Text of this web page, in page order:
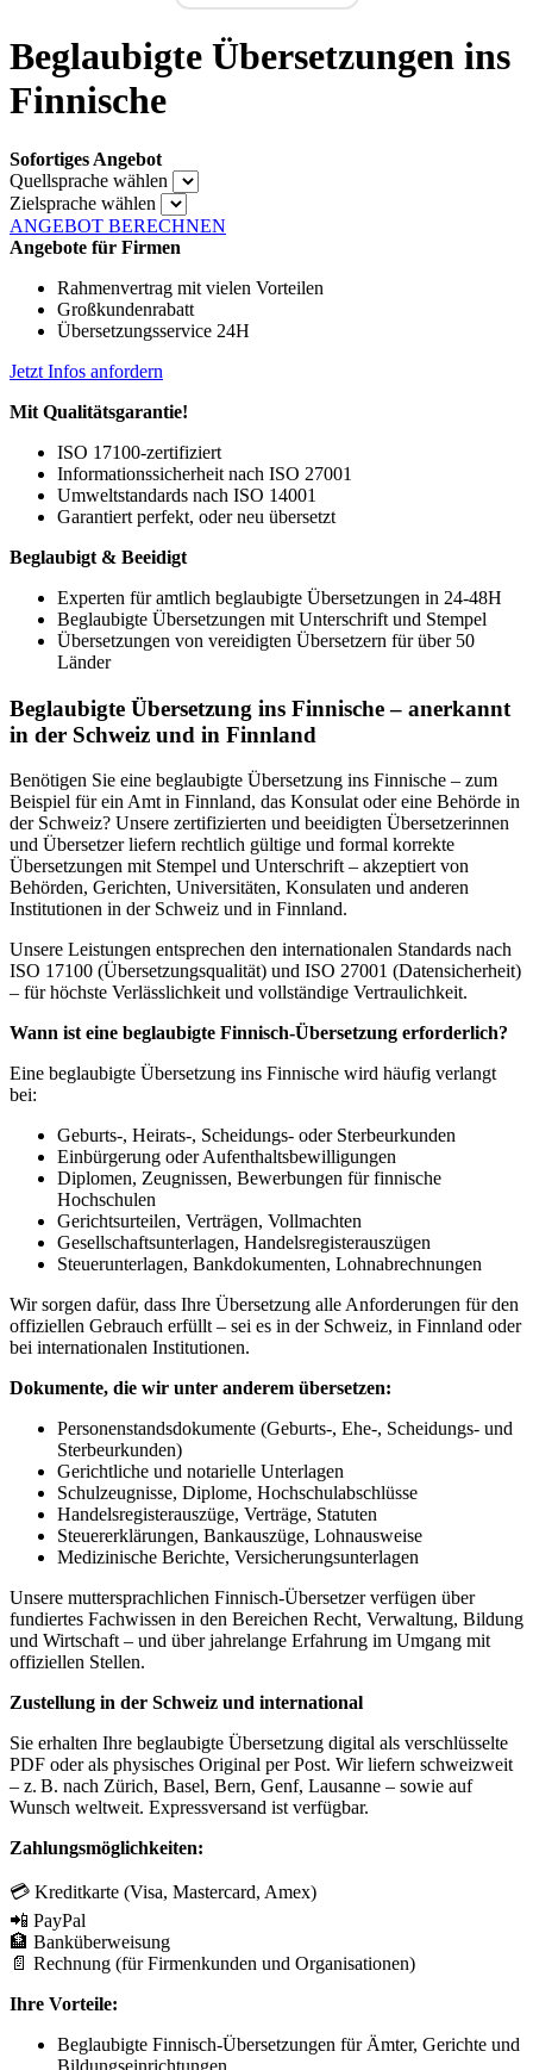
Beglaubigte Übersetzungen ins
Finnische
Sofortiges Angebot
Quellsprache wählen
Zielsprache wählen
ANGEBOT BERECHNEN
Angebote für Firmen
Rahmenvertrag mit vielen Vorteilen
Großkundenrabatt
Übersetzungsservice 24H
Jetzt Infos anfordern
Mit Qualitätsgarantie!
ISO 17100-zertifiziert
Informationssicherheit nach ISO 27001
Umweltstandards nach ISO 14001
Garantiert perfekt, oder neu übersetzt
Beglaubigt & Beeidigt
Experten für amtlich beglaubigte Übersetzungen in 24-48H
Beglaubigte Übersetzungen mit Unterschrift und Stempel
Übersetzungen von vereidigten Übersetzern für über 50
Länder
Beglaubigte Übersetzung ins Finnische – anerkannt
in der Schweiz und in Finnland
Benötigen Sie eine beglaubigte Übersetzung ins Finnische – zum
Beispiel für ein Amt in Finnland, das Konsulat oder eine Behörde in
der Schweiz? Unsere zertifizierten und beeidigten Übersetzerinnen
und Übersetzer liefern rechtlich gültige und formal korrekte
Übersetzungen mit Stempel und Unterschrift – akzeptiert von
Behörden, Gerichten, Universitäten, Konsulaten und anderen
Institutionen in der Schweiz und in Finnland.
Unsere Leistungen entsprechen den internationalen Standards nach
ISO 17100 (Übersetzungsqualität) und ISO 27001 (Datensicherheit)
– für höchste Verlässlichkeit und vollständige Vertraulichkeit.
Wann ist eine beglaubigte Finnisch-Übersetzung erforderlich?
Eine beglaubigte Übersetzung ins Finnische wird häufig verlangt
bei:
Geburts-, Heirats-, Scheidungs- oder Sterbeurkunden
Einbürgerung oder Aufenthaltsbewilligungen
Diplomen, Zeugnissen, Bewerbungen für finnische
Hochschulen
Gerichtsurteilen, Verträgen, Vollmachten
Gesellschaftsunterlagen, Handelsregisterauszügen
Steuerunterlagen, Bankdokumenten, Lohnabrechnungen
Wir sorgen dafür, dass Ihre Übersetzung alle Anforderungen für den
offiziellen Gebrauch erfüllt – sei es in der Schweiz, in Finnland oder
bei internationalen Institutionen.
Dokumente, die wir unter anderem übersetzen:
Personenstandsdokumente (Geburts-, Ehe-, Scheidungs- und
Sterbeurkunden)
Gerichtliche und notarielle Unterlagen
Schulzeugnisse, Diplome, Hochschulabschlüsse
Handelsregisterauszüge, Verträge, Statuten
Steuererklärungen, Bankauszüge, Lohnausweise
Medizinische Berichte, Versicherungsunterlagen
Unsere muttersprachlichen Finnisch-Übersetzer verfügen über
fundiertes Fachwissen in den Bereichen Recht, Verwaltung, Bildung
und Wirtschaft – und über jahrelange Erfahrung im Umgang mit
offiziellen Stellen.
Zustellung in der Schweiz und international
Sie erhalten Ihre beglaubigte Übersetzung digital als verschlüsselte
PDF oder als physisches Original per Post. Wir liefern schweizweit
– z. B. nach Zürich, Basel, Bern, Genf, Lausanne – sowie auf
Wunsch weltweit. Expressversand ist verfügbar.
Zahlungsmöglichkeiten:
💳 Kreditkarte (Visa, Mastercard, Amex)
📲 PayPal
🏦 Banküberweisung
📄 Rechnung (für Firmenkunden und Organisationen)
Ihre Vorteile:
Beglaubigte Finnisch-Übersetzungen für Ämter, Gerichte und